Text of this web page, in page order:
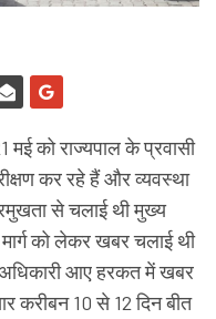
को राज्यपाल के प्रवासी
कर रहे हैं और व्यवस्था
से चलाई थी मुख्य
मार्ग को लेकर खबर चलाई थी
आए हरकत में खबर
करीबन 10 से 12 दिन बीत